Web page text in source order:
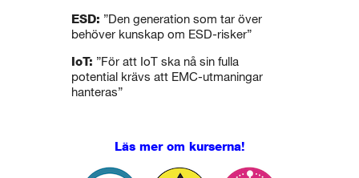
ESD: ”Den generation som tar över
behöver kunskap om ESD-risker”
IoT: ”För att IoT ska nå sin fulla
potential krävs att EMC-utmaningar
hanteras”
Läs mer om kurserna!